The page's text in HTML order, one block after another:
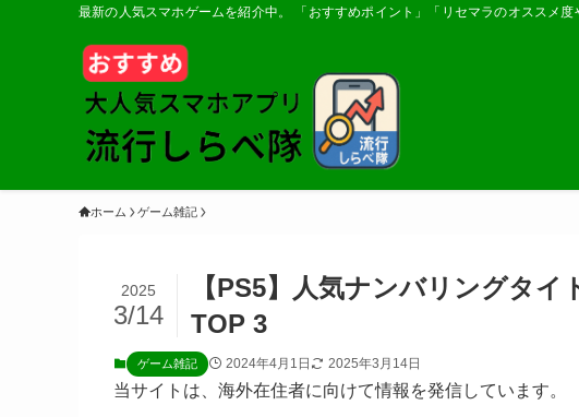
最新の人気スマホゲームを紹介中。 「おすすめポイント」「リセマラのオススメ度
ホーム ゲーム雑記
【PS5】人気ナンバリングタ
TOP 3
2025
3/14
ゲーム雑記 2024年4月1日 2025年3月14日
当サイトは、海外在住者に向けて情報を発信しています。